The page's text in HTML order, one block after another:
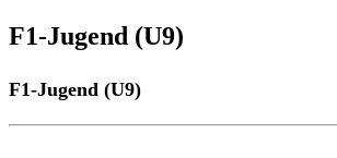
F1-Jugend (U9)
F1-Jugend (U9)